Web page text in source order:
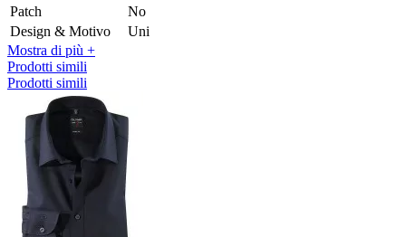
Patch
No
Design & Motivo
Uni
Mostra di più +
Prodotti simili
Prodotti simili